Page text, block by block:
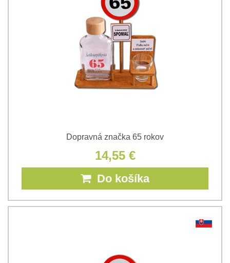
Dopravná značka 65 rokov
14,55 €
Do košíka